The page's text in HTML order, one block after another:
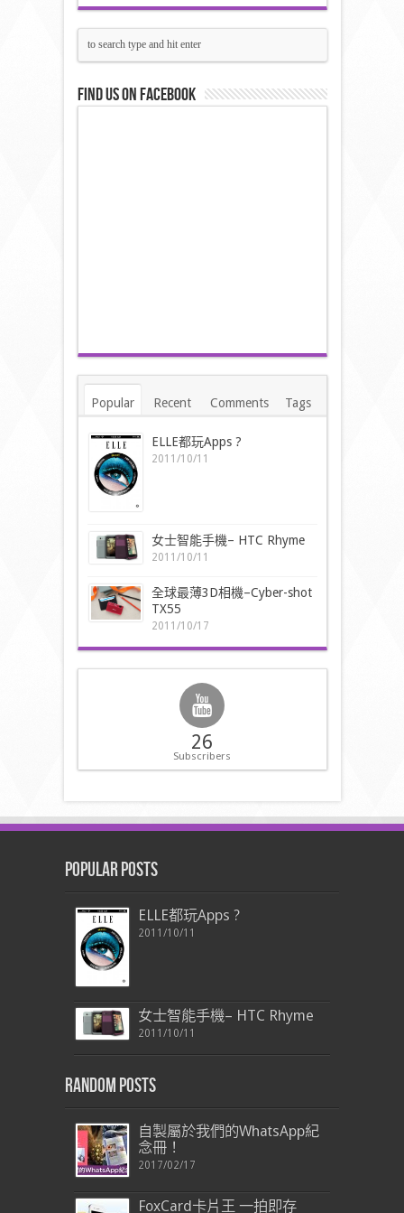
Find us on Facebook
Popular Recent Comments Tags
ELLE都玩Apps ?
2011/10/11
女士智能手機– HTC Rhyme
2011/10/11
全球最薄3D相機–Cyber-shot
TX55
2011/10/17
26
Subscribers
Popular Posts
ELLE都玩Apps ?
2011/10/11
女士智能手機– HTC Rhyme
2011/10/11
Random Posts
自製屬於我們的WhatsApp紀
念冊！
2017/02/17
FoxCard卡片王 一拍即存